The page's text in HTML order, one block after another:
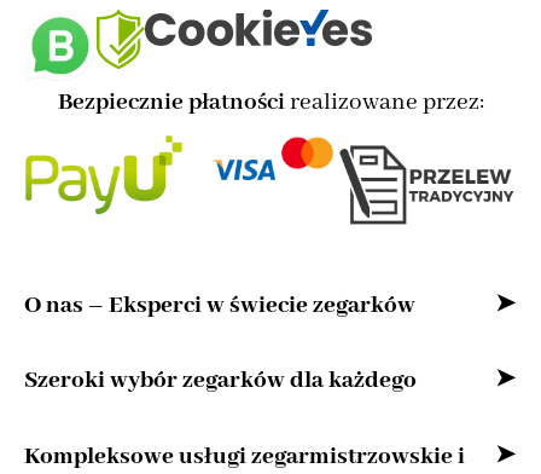
Bezpiecznie płatnościrealizowane przez:
O nas – Eksperci w świecie zegarków
Witaj w naszym sklepie internetowym –
zegarków oraz osobach, które cenią precyzję,
Szeroki wybór zegarków dla każdego
Bez względu na to, czy szukasz zegarka
Kompleksowe usługi zegarmistrzowskie i